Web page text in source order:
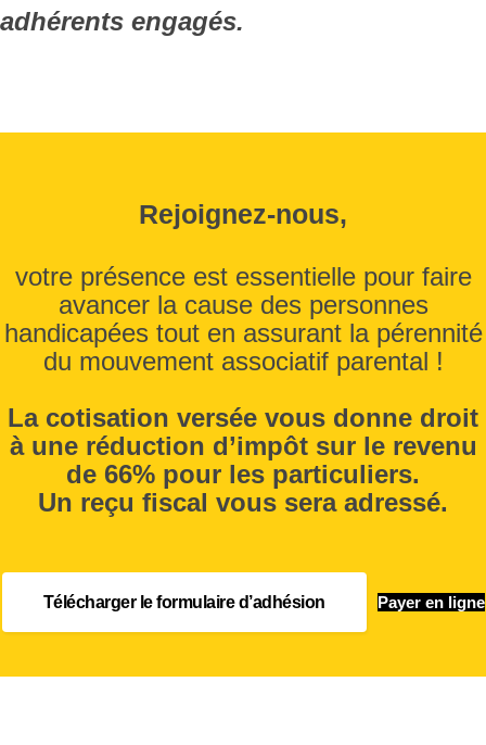
adhérents engagés.
Rejoignez-nous,
votre présence est essentielle pour faire
avancer la cause des personnes
handicapées tout en assurant la pérennité
du mouvement associatif parental !
La cotisation versée vous donne droit
à une réduction d’impôt sur le revenu
de 66% pour les particuliers.
Un reçu fiscal vous sera adressé.
Télécharger le formulaire d’adhésion Payer en ligne